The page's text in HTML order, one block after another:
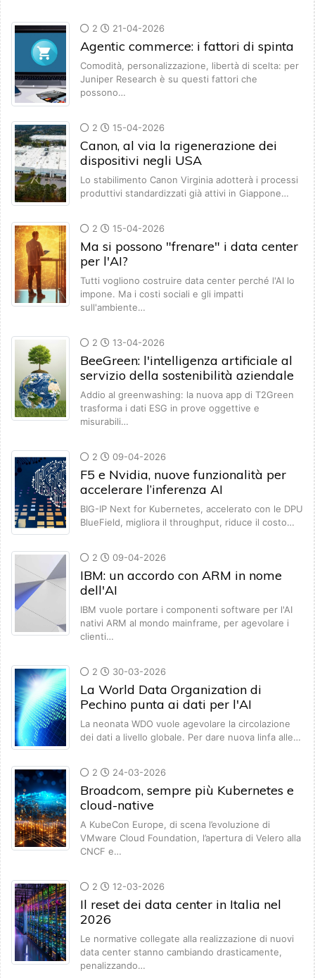
2 21-04-2026
Agentic commerce: i fattori di spinta
Comodità, personalizzazione, libertà di scelta: per
Juniper Research è su questi fattori che
possono…
2 15-04-2026
Canon, al via la rigenerazione dei
dispositivi negli USA
Lo stabilimento Canon Virginia adotterà i processi
produttivi standardizzati già attivi in Giappone…
2 15-04-2026
Ma si possono "frenare" i data center
per l'AI?
Tutti vogliono costruire data center perché l'AI lo
impone. Ma i costi sociali e gli impatti
sull'ambiente…
2 13-04-2026
BeeGreen: l'intelligenza artificiale al
servizio della sostenibilità aziendale
Addio al greenwashing: la nuova app di T2Green
trasforma i dati ESG in prove oggettive e
misurabili…
2 09-04-2026
F5 e Nvidia, nuove funzionalità per
accelerare l’inferenza AI
BIG-IP Next for Kubernetes, accelerato con le DPU
BlueField, migliora il throughput, riduce il costo…
2 09-04-2026
IBM: un accordo con ARM in nome
dell'AI
IBM vuole portare i componenti software per l'AI
nativi ARM al mondo mainframe, per agevolare i
clienti…
2 30-03-2026
La World Data Organization di
Pechino punta ai dati per l'AI
La neonata WDO vuole agevolare la circolazione
dei dati a livello globale. Per dare nuova linfa alle…
2 24-03-2026
Broadcom, sempre più Kubernetes e
cloud-native
A KubeCon Europe, di scena l’evoluzione di
VMware Cloud Foundation, l’apertura di Velero alla
CNCF e…
2 12-03-2026
Il reset dei data center in Italia nel
2026
Le normative collegate alla realizzazione di nuovi
data center stanno cambiando drasticamente,
penalizzando…